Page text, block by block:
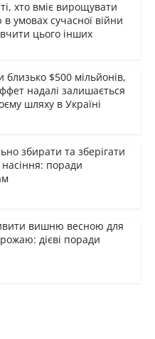
хто вміє вирощувати
в умовах сучасної війни
цього інших
близько $500 мільйонів,
надалі залишається
шляху в Україні
збирати та зберігати
насіння: поради
вишню весною для
дієві поради